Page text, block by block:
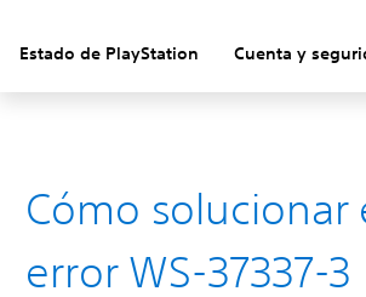
Estado de PlayStation Cuenta y
Cómo solucionar
error WS-37337-3